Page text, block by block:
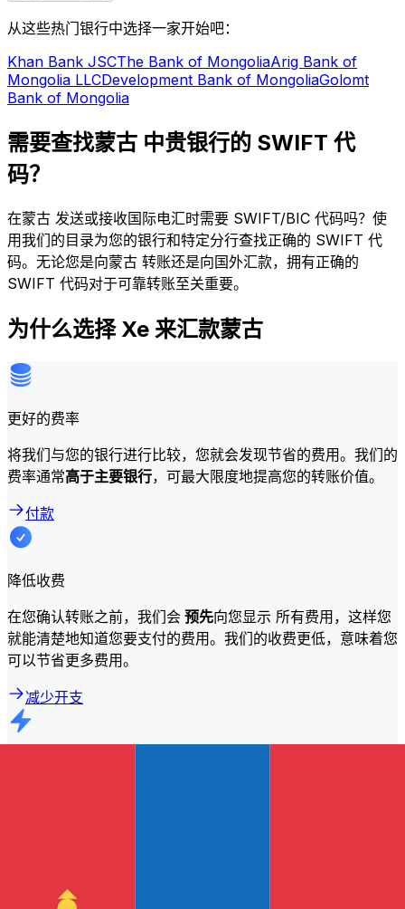
从这些热门银行中选择一家开始吧：
Khan Bank JSCThe Bank of MongoliaArig Bank of
Mongolia LLCDevelopment Bank of MongoliaGolomt
Bank of Mongolia
需要查找蒙古 中贵银行的 SWIFT 代
码？
在蒙古 发送或接收国际电汇时需要 SWIFT/BIC 代码吗？使
用我们的目录为您的银行和特定分行查找正确的 SWIFT 代
码。无论您是向蒙古 转账还是向国外汇款，拥有正确的
SWIFT 代码对于可靠转账至关重要。
为什么选择 Xe 来汇款蒙古
更好的费率
将我们与您的银行进行比较，您就会发现节省的费用。我们的
费率通常高于主要银行，可最大限度地提高您的转账价值。
付款
降低收费
在您确认转账之前，我们会 预先向您显示 所有费用，这样您
就能清楚地知道您要支付的费用。我们的收费更低，意味着您
可以节省更多费用。
减少开支
常见问题解答